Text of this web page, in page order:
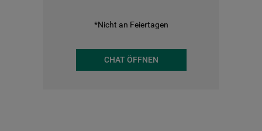
*Nicht an Feiertagen
CHAT ÖFFNEN